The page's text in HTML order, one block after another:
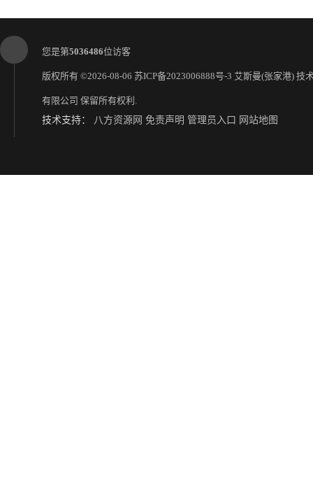
您是第5036486位访客
版权所有 ©2026-08-06 苏ICP备2023006888号-3 艾斯曼(张家港) 技
有限公司 保留所有权利.
技术支持： 八方资源网 免责声明 管理员入口 网站地图